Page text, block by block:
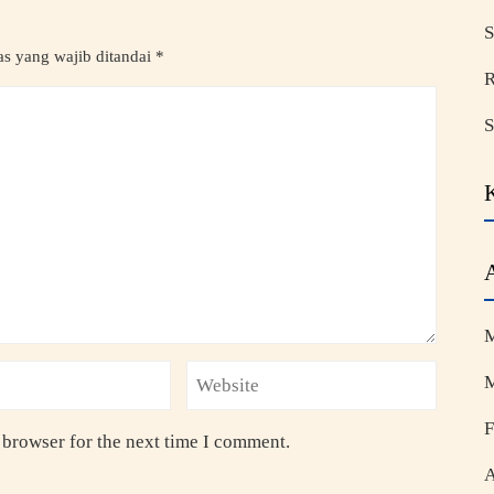
yang wajib ditandai *
for the next time I comment.